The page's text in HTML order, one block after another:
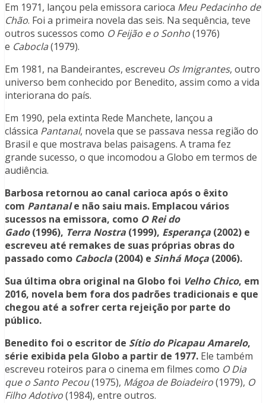
Em 1971, lançou pela emissora carioca Meu Pedacinho de
Chão. Foi a primeira novela das seis. Na sequência, teve
outros sucessos como O Feijão e o Sonho(1976)
e Cabocla(1979).
Em 1981, na Bandeirantes, escreveu Os Imigrantes, outro
universo bem conhecido por Benedito, assim como a vida
interiorana do país.
Em 1990, pela extinta Rede Manchete, lançou a
clássica Pantanal, novela que se passava nessa região do
Brasil e que mostrava belas paisagens. A trama fez
grande sucesso, o que incomodou a Globo em termos de
audiência.
Barbosa retornou ao canal carioca após o êxito
com Pantanale não saiu mais. Emplacou vários
sucessos na emissora, como O Rei do
Gado(1996), Terra Nostra (1999), Esperança (2002) e
escreveu até remakes de suas próprias obras do
passado como Cabocla (2004) e Sinhá Moça (2006).
Sua última obra original na Globo foi Velho Chico, em
2016, novela bem fora dos padrões tradicionais e que
chegou até a sofrer certa rejeição por parte do
público.
Benedito foi o escritor de Sítio do Picapau Amarelo,
série exibida pela Globo a partir de 1977. Ele também
escreveu roteiros para o cinema em filmes como O Dia
que o Santo Pecou(1975), Mágoa de Boiadeiro(1979), O
Filho Adotivo(1984), entre outros.